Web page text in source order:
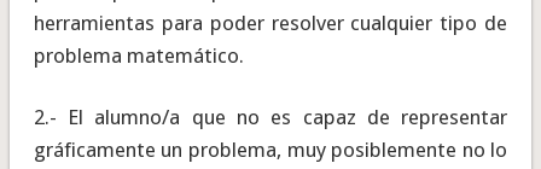
herramientas para poder resolver cualquier tipo de
problema matemático.
2.- El alumno/a que no es capaz de representar
gráficamente un problema, muy posiblemente no lo